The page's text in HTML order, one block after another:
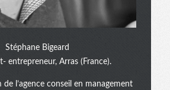
Stéphane Bigeard
entrepreneur, Arras (France).
de l’agence conseil en management